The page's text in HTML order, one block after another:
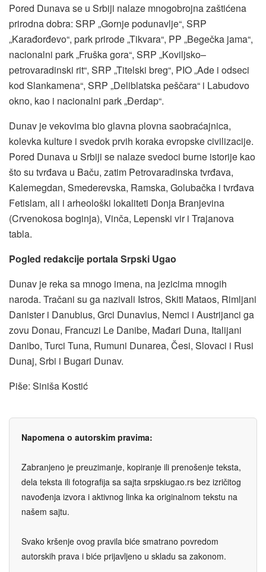
Pored Dunava se u Srbiji nalaze mnogobrojna zaštićena
prirodna dobra: SRP „Gornje podunavlje“, SRP
„Karađorđevo“, park prirode „Tikvara“, PP „Begečka jama“,
nacionalni park „Fruška gora“, SRP „Koviljsko–
petrovaradinski rit“, SRP „Titelski breg“, PIO „Ade i odseci
kod Slankamena“, SRP „Deliblatska peščara“ i Labudovo
okno, kao i nacionalni park „Đerdap“.
Dunav je vekovima bio glavna plovna saobraćajnica,
kolevka kulture i svedok prvih koraka evropske civilizacije.
Pored Dunava u Srbiji se nalaze svedoci burne istorije kao
što su tvrđava u Baču, zatim Petrovaradinska tvrđava,
Kalemegdan, Smederevska, Ramska, Golubačka i tvrđava
Fetislam, ali i arheološki lokaliteti Donja Branjevina
(Crvenokosa boginja), Vinča, Lepenski vir i Trajanova
tabla.
Pogled redakcije portala Srpski Ugao
Dunav je reka sa mnogo imena, na jezicima mnogih
naroda. Tračani su ga nazivali Istros, Skiti Mataos, Rimljani
Danister i Danubius, Grci Dunavius, Nemci i Austrijanci ga
zovu Donau, Francuzi Le Danibe, Mađari Duna, Italijani
Danibo, Turci Tuna, Rumuni Dunarea, Česi, Slovaci i Rusi
Dunaj, Srbi i Bugari Dunav.
Piše: Siniša Kostić
Napomena o autorskim pravima:
Zabranjeno je preuzimanje, kopiranje ili prenošenje teksta,
dela teksta ili fotografija sa sajta srpskiugao.rs bez izričitog
navođenja izvora i aktivnog linka ka originalnom tekstu na
našem sajtu.
Svako kršenje ovog pravila biće smatrano povredom
autorskih prava i biće prijavljeno u skladu sa zakonom.